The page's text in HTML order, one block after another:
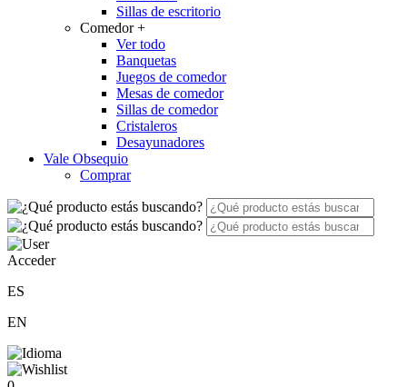
Sillas de escritorio
Comedor+
Ver todo
Banquetas
Juegos de comedor
Mesas de comedor
Sillas de comedor
Cristaleros
Desayunadores
Vale Obsequio
Comprar
Acceder
ES
EN